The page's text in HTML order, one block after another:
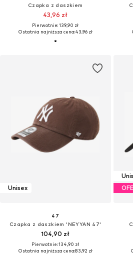
Czapka z daszkiem
43,96 zł
Pierwotnie: 139,90 zł
Ostatnia najniższa cena:43,96 zł
Unisex
47
Czapka z daszkiem 'NEYYAN 47'
104,90 zł
Pierwotnie: 134,90 zł
Ostatnia najniższa cena:83,92 zł